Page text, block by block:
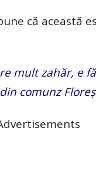
că această
mult zahăr, e
comunz